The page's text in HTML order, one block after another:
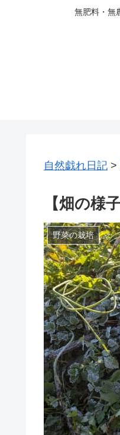
無肥料・無
自然戯れ日記 >
【畑の様
野菜の栽培